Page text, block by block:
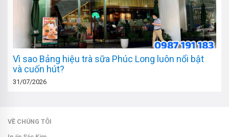
Vì sao Bảng hiệu trà sữa Phúc Long luôn nổi bật
và cuốn hút?
31/07/2026
VỀ CHÚNG TÔI